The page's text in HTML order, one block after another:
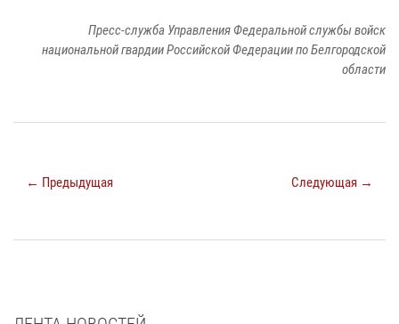
Пресс-служба Управления Федеральной службы войск
национальной гвардии Российской Федерации по Белгородской
области
← Предыдущая Следующая →